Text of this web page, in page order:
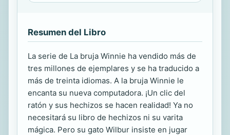
Resumen del Libro
La serie de La bruja Winnie ha vendido más de
tres millones de ejemplares y se ha traducido a
más de treinta idiomas. A la bruja Winnie le
encanta su nueva computadora. ¡Un clic del
ratón y sus hechizos se hacen realidad! Ya no
necesitará su libro de hechizos ni su varita
mágica. Pero su gato Wilbur insiste en jugar